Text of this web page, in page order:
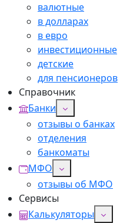
валютные
в долларах
в евро
инвестиционные
детские
для пенсионеров
Справочник
Банки
отзывы о банках
отделения
банкоматы
МФО
отзывы об МФО
Сервисы
Калькуляторы